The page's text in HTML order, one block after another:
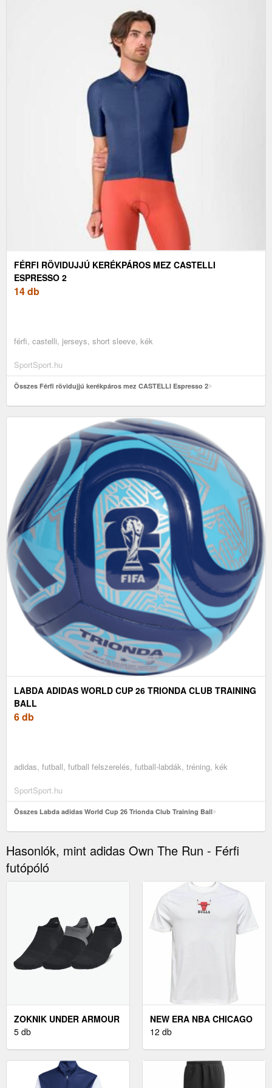
FÉRFI RÖVIDUJJÚ KERÉKPÁROS MEZ CASTELLI
ESPRESSO 2
14 db
férfi, castelli, jerseys, short sleeve, kék
SportSport.hu
Összes Férfi rövidujjú kerékpáros mez CASTELLI Espresso 2
LABDA ADIDAS WORLD CUP 26 TRIONDA CLUB TRAINING
BALL
6 db
adidas, futball, futball felszerelés, futball-labdák, tréning, kék
SportSport.hu
Összes Labda adidas World Cup 26 Trionda Club Training Ball
Hasonlók, mint adidas Own The Run - Férfi
futópóló
ZOKNIK UNDER ARMOUR
UNDER ARMOUR DRY
5 db
NEW ERA NBA CHICAGO
BULLS - FÉRFI PÓLÓ
12 db